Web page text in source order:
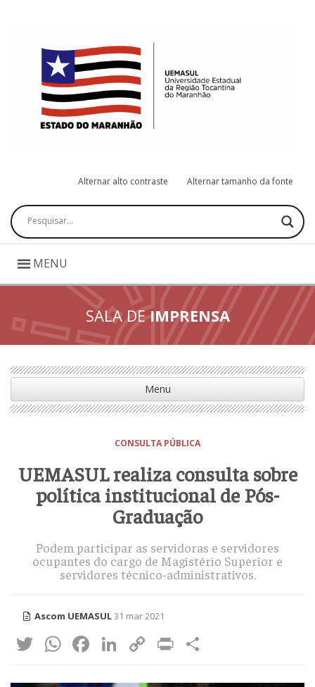
Alternar alto contraste Alternar tamanho da fonte
Pesquisar
MENU
SALA DEIMPRENSA
Menu
CONSULTA PÚBLICA
UEMASUL realiza consulta sobre
política institucional de Pós-
Graduação
Podem participar as servidoras e servidores
ocupantes do cargo de Magistério Superior e
servidores técnico-administrativos.
Ascom UEMASUL31 mar 2021
Twitter
WhatsApp
Facebook
LinkedIn
CopyPrint